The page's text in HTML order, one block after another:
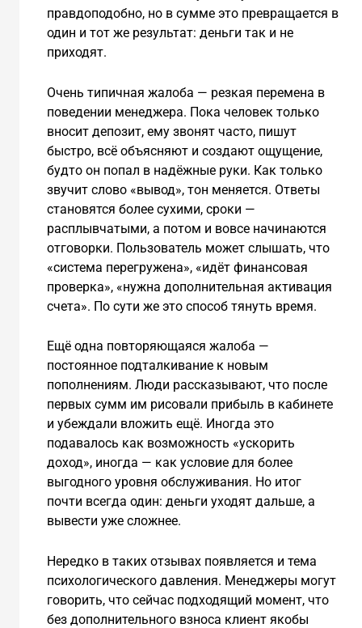
правдоподобно, но в сумме это превращается в
один и тот же результат: деньги так и не
приходят.
Очень типичная жалоба — резкая перемена в
поведении менеджера. Пока человек только
вносит депозит, ему звонят часто, пишут
быстро, всё объясняют и создают ощущение,
будто он попал в надёжные руки. Как только
звучит слово «вывод», тон меняется. Ответы
становятся более сухими, сроки —
расплывчатыми, а потом и вовсе начинаются
отговорки. Пользователь может слышать, что
«система перегружена», «идёт финансовая
проверка», «нужна дополнительная активация
счета». По сути же это способ тянуть время.
Ещё одна повторяющаяся жалоба —
постоянное подталкивание к новым
пополнениям. Люди рассказывают, что после
первых сумм им рисовали прибыль в кабинете
и убеждали вложить ещё. Иногда это
подавалось как возможность «ускорить
доход», иногда — как условие для более
выгодного уровня обслуживания. Но итог
почти всегда один: деньги уходят дальше, а
вывести уже сложнее.
Нередко в таких отзывах появляется и тема
психологического давления. Менеджеры могут
говорить, что сейчас подходящий момент, что
без дополнительного взноса клиент якобы